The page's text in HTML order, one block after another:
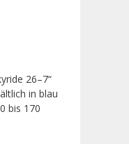
26–7“
in blau
bis 170